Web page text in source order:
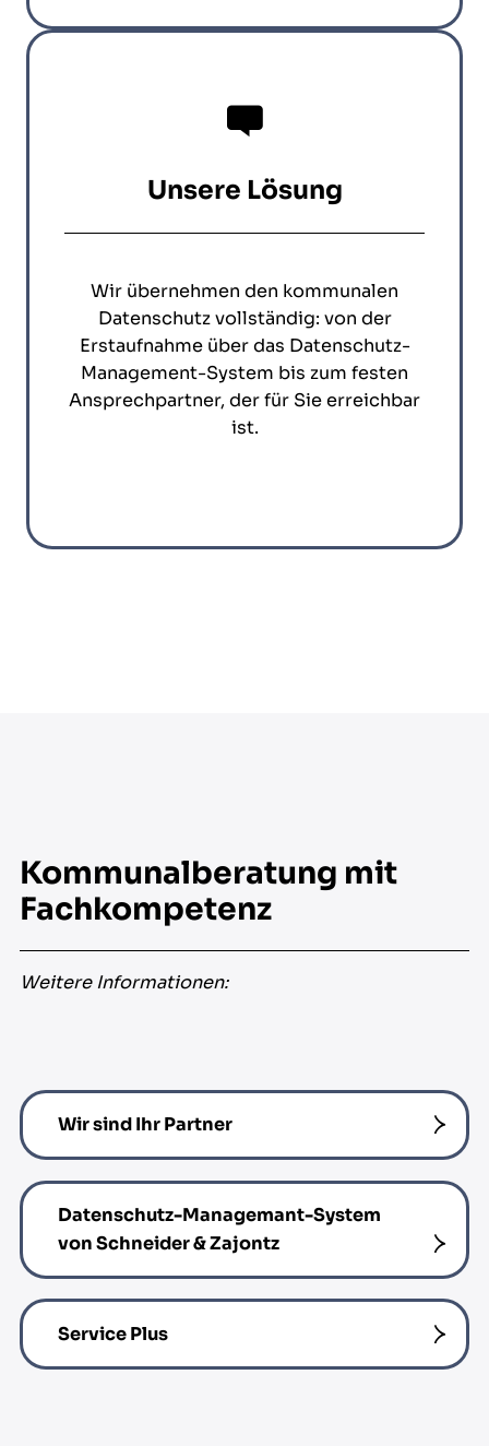
Unsere Lösung
Wir übernehmen den kommunalen
Datenschutz vollständig: von der
Erstaufnahme über das Datenschutz-
Management-System bis zum festen
Ansprechpartner, der für Sie erreichbar
ist.
Kommunalberatung mit
Fachkompetenz
Weitere Informationen:
Wir sind Ihr Partner
Datenschutz-Managemant-System
von Schneider & Zajontz
Service Plus